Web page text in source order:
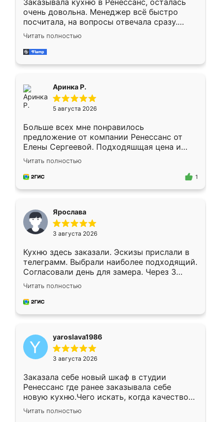
Заказывала кухню в Ренессанс, осталась
очень довольна. Менеджер всё быстро
посчитала, на вопросы отвечала сразу.
Замерщик приехал в субботу, подошёл к
делу со всей ответственностью. Собрали
за день, ребята работали аккуратно, даже
Читать полностью
Аринка Р.
5 августа 2026
Больше всех мне понравилось
предложение от компании Ренессанс от
Елены Сергеевой. Подходяшщая цена и
короткие сроки изготовления. Приехавший
для замера сотрудник Владислав
предложил по моему эскизу самый
Читать полностью
1
Ярослава
3 августа 2026
Кухню здесь заказали. Эскизы прислали в
телеграмм. Выбрали наиболее подходящий.
Согласовали день для замера. Через 3
недели кухня была уже готова. Остались
довольны работой. Спасибо Ренессанс
мебель за качественную работу!
Читать полностью
yaroslava1986
3 августа 2026
Заказала себе новый шкаф в студии
Ренессанс где ранее заказывала себе
новую кухню.Чего искать, когда качеством
вполне довольна. Служит кухня уже почти
два года, нареканий нет.
Читать полностью